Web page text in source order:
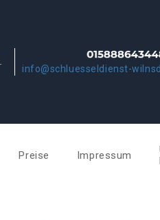
info@schluesseldienst-
Preise Impressum